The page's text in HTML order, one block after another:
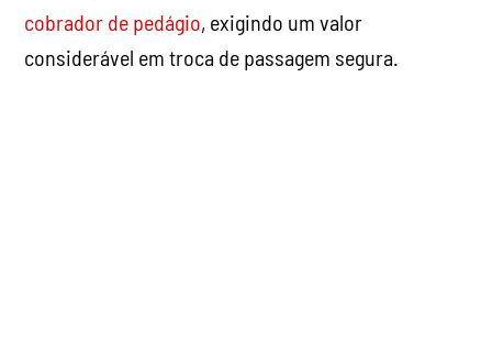
cobrador de pedágio, exigindo um valor
considerável em troca de passagem segura.